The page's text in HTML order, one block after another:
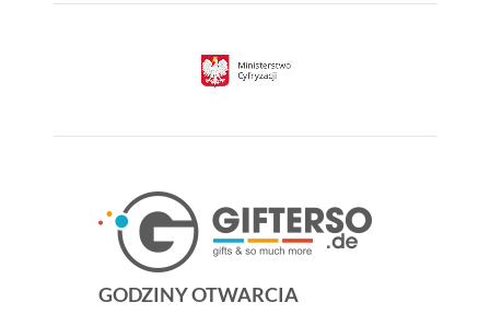
GODZINY OTWARCIA